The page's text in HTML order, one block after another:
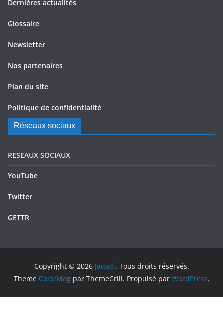
Dernières actualités
Glossaire
Newsletter
Nos partenaires
Plan du site
Politique de confidentialité
Réseaux sociaux
RESEAUX SOCIAUX
YouTube
Twitter
GETTR
Copyright © 2026 Jaqadi. Tous droits réservés.
Theme ColorMagpar ThemeGrill. Propulsé par WordPress.